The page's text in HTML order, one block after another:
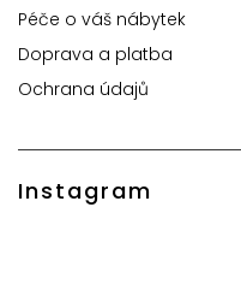
Péče o váš nábytek
Doprava a platba
Ochrana údajů
Instagram